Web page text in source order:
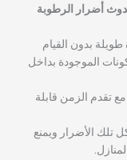
أضرار الرطوبة
بدون القيام
الموجودة بداخل
تقدم الزمن قابلة
تلك الأضرار ويمنع